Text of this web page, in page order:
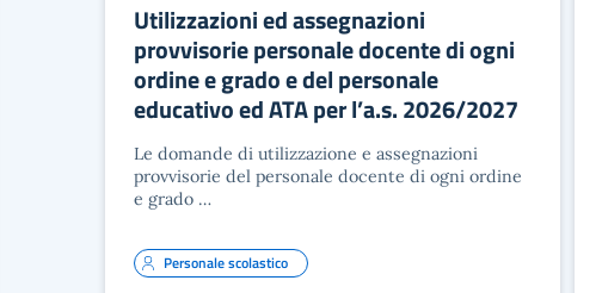
Utilizzazioni ed assegnazioni
provvisorie personale docente di ogni
ordine e grado e del personale
educativo ed ATA per l’a.s. 2026/2027
Le domande di utilizzazione e assegnazioni
provvisorie del personale docente di ogni ordine
e grado …
Personale scolastico